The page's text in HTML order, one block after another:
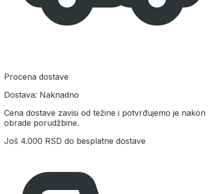
Procena dostave
Dostava: Naknadno
Cena dostave zavisi od težine i potvrđujemo je nakon
obrade porudžbine.
Još 4.000 RSD do besplatne dostave